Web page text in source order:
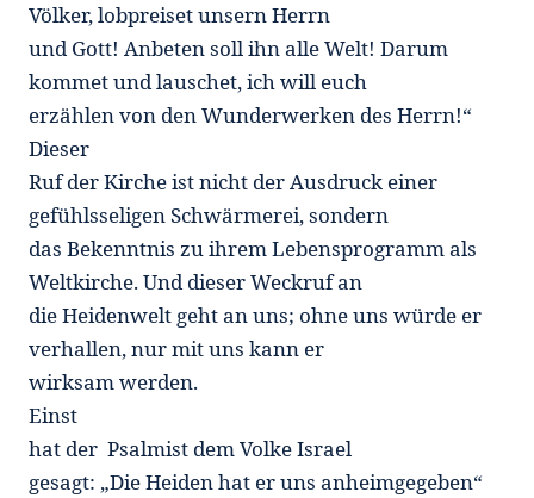
Völker, lobpreiset unsern Herrn
und Gott! Anbeten soll ihn alle Welt! Darum
kommet und lauschet, ich will euch
erzählen von den Wunderwerken des Herrn!“
Dieser
Ruf der Kirche ist nicht der Ausdruck einer
gefühlsseligen Schwärmerei, sondern
das Bekenntnis zu ihrem Lebensprogramm als
Weltkirche. Und dieser Weckruf an
die Heidenwelt geht an uns; ohne uns würde er
verhallen, nur mit uns kann er
wirksam werden.
Einst
hat der Psalmist dem Volke Israel
gesagt: „Die Heiden hat er uns anheimgegeben“